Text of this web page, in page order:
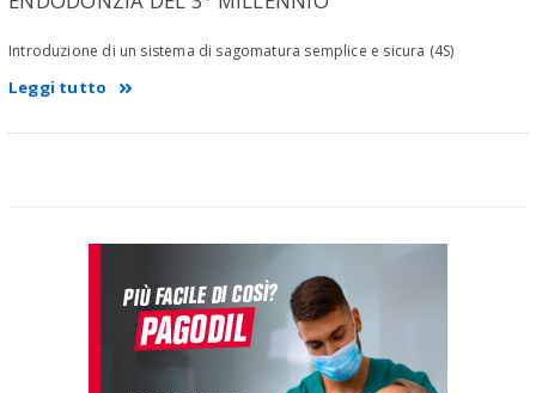
Introduzione di un sistema di sagomatura semplice e sicura (4S)
Leggi tutto